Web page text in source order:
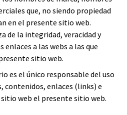
que, no siendo propiedad
en el presente sitio web.
de la integridad, veracidad y
a las webs a las que
sitio web.
es el único responsable del uso
contenidos, enlaces (links) e
web el presente sitio web.